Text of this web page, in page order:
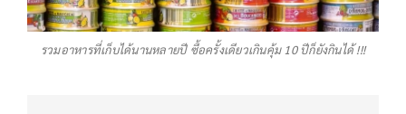
รวมอาหารที่เก็บได้นานหลายปี ซื้อครั้งเดียวเกินคุ้ม 10 ปีก็ยังกินได้ !!!